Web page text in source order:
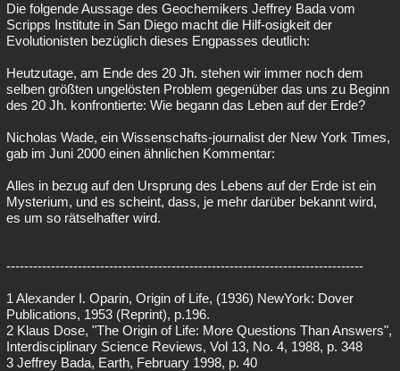
Die folgende Aussage des Geochemikers Jeffrey Bada vom
Scripps Institute in San Diego macht die Hilf-osigkeit der
Evolutionisten bezüglich dieses Engpasses deutlich:
Heutzutage, am Ende des 20 Jh. stehen wir immer noch dem
selben größten ungelösten Problem gegenüber das uns zu Beginn
des 20 Jh. konfrontierte: Wie begann das Leben auf der Erde?
Nicholas Wade, ein Wissenschafts-journalist der New York Times,
gab im Juni 2000 einen ähnlichen Kommentar:
Alles in bezug auf den Ursprung des Lebens auf der Erde ist ein
Mysterium, und es scheint, dass, je mehr darüber bekannt wird,
es um so rätselhafter wird.
--------------------------------------------------------------------------------
1 Alexander I. Oparin, Origin of Life, (1936) NewYork: Dover
Publications, 1953 (Reprint), p.196.
2 Klaus Dose, "The Origin of Life: More Questions Than Answers",
Interdisciplinary Science Reviews, Vol 13, No. 4, 1988, p. 348
3 Jeffrey Bada, Earth, February 1998, p. 40